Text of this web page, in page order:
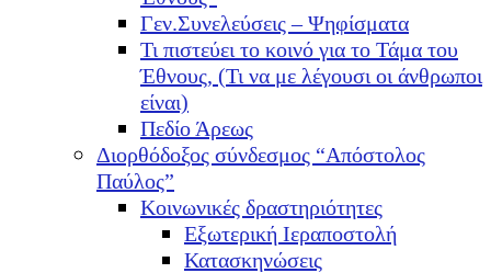
Γεν.Συνελεύσεις – Ψηφίσματα
Τι πιστεύει το κοινό για το Τάμα του
Έθνους, (Τι να με λέγουσι οι άνθρωποι
είναι)
Πεδίο Άρεως
Διορθόδοξος σύνδεσμος “Απόστολος
Παύλος”
Κοινωνικές δραστηριότητες
Εξωτερική Ιεραποστολή
Κατασκηνώσεις